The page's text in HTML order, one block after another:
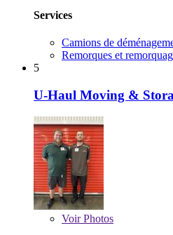
Services
Camions de
Remorques et
5
U-Haul Moving &
VoirPhotos